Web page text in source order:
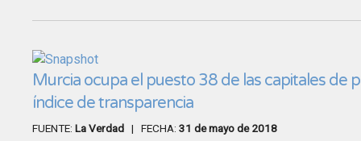
Murcia ocupa el puesto 38 de las capitales de
índice de transparencia
FUENTE: La Verdad | FECHA: 31 de mayo de 2018